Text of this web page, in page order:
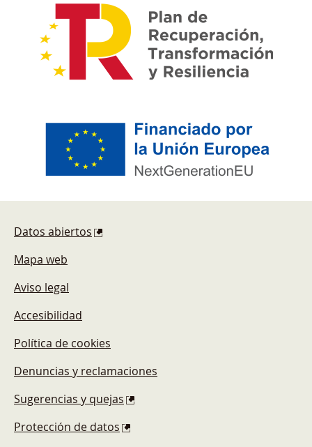
Datos abiertos
Mapa web
Aviso legal
Accesibilidad
Política de cookies
Denuncias y reclamaciones
Sugerencias y quejas
Protección de datos